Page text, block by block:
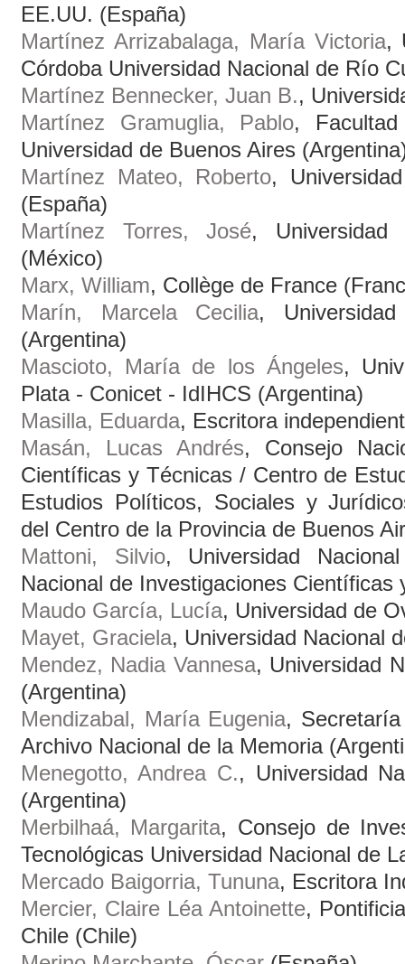
EE.UU. (España)
Martínez Arrizabalaga, María Victoria,
Córdoba Universidad Nacional de Río
Martínez Bennecker, Juan B.,
Martínez Gramuglia, Pablo,
Universidad de Buenos Aires
Martínez Mateo, Roberto,
(España)
Martínez Torres, José, Universidad
(México)
Marx, William, Collège de France
Marín, Marcela Cecilia,
(Argentina)
Mascioto, María de los Ángeles,
Plata - Conicet - IdIHCS (Argentina)
Masilla, Eduarda, Escritora
Masán, Lucas Andrés, Consejo
Científicas y Técnicas / Centro de
Estudios Políticos, Sociales y
del Centro de la Provincia de Buenos
Mattoni, Silvio, Universidad
Nacional de Investigaciones Científicas
Maudo García, Lucía, Universidad de
Mayet, Graciela, Universidad Nacional
Mendez, Nadia Vannesa, Universidad
(Argentina)
Mendizabal, María Eugenia,
Archivo Nacional de la Memoria
Menegotto, Andrea C., Universidad
(Argentina)
Merbilhaá, Margarita, Consejo de
Tecnológicas Universidad Nacional de
Mercado Baigorria, Tununa, Escritora
Mercier, Claire Léa Antoinette,
Chile (Chile)